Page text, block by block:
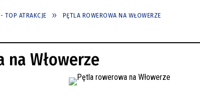
TOP ATRAKCJE PĘTLA ROWEROWA NA WŁOWERZE
Włowerze